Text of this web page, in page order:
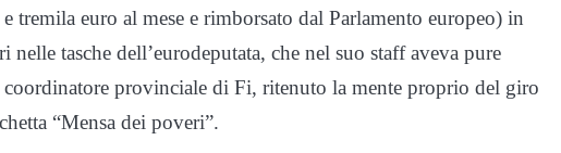
tremila euro al mese e rimborsato dal Parlamento europeo) in
tasche dell’eurodeputata, che nel suo staff aveva pure
provinciale di Fi, ritenuto la mente proprio del giro
“Mensa dei poveri”.